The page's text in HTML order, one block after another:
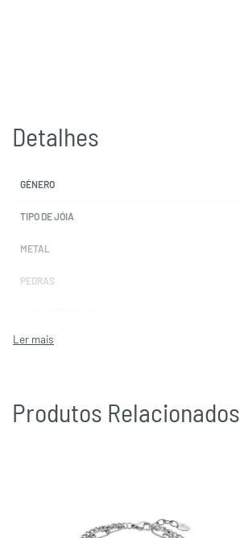
Detalhes
GÉNERO
TIPO DE JÓIA
METAL
PEDRAS
MARCAS
Produtos Relacionados